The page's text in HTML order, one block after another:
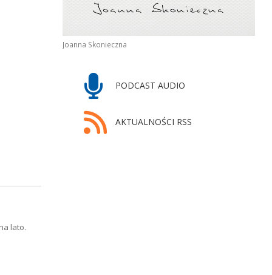
Joanna Skonieczna
PODCAST AUDIO
AKTUALNOŚCI RSS
lato.